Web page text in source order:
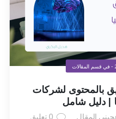
- في قسم المقالات
بالمحتوى لشركات
| دليل شامل
المقال 0 تعليق